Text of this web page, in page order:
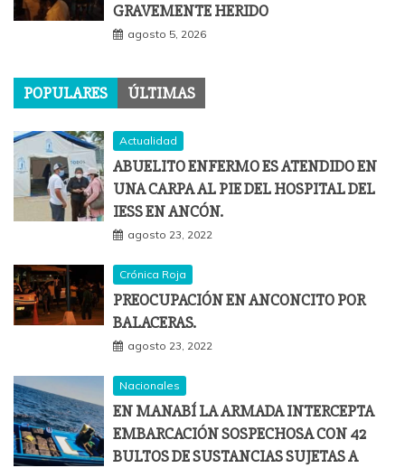
GRAVEMENTE HERIDO
agosto 5, 2026
POPULARES ÚLTIMAS
Actualidad
ABUELITO ENFERMO ES ATENDIDO EN
UNA CARPA AL PIE DEL HOSPITAL DEL
IESS EN ANCÓN.
agosto 23, 2022
Crónica Roja
PREOCUPACIÓN EN ANCONCITO POR
BALACERAS.
agosto 23, 2022
Nacionales
EN MANABÍ LA ARMADA INTERCEPTA
EMBARCACIÓN SOSPECHOSA CON 42
BULTOS DE SUSTANCIAS SUJETAS A